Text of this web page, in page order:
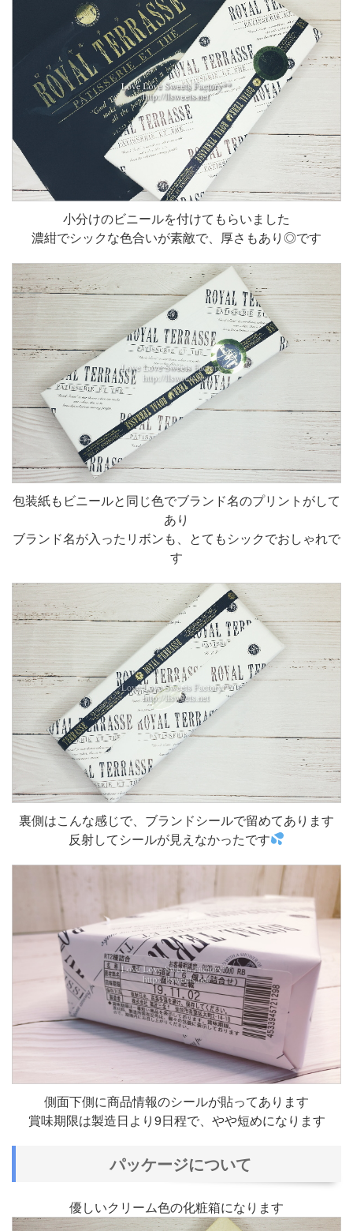
小分けのビニールを付けてもらいました
濃紺でシックな色合いが素敵で、厚さもあり◎です
包装紙もビニールと同じ色でブランド名のプリントがして
あり
ブランド名が入ったリボンも、とてもシックでおしゃれで
す
裏側はこんな感じで、ブランドシールで留めてあります
反射してシールが見えなかったです
側面下側に商品情報のシールが貼ってあります
賞味期限は製造日より9日程で、やや短めになります
パッケージについて
優しいクリーム色の化粧箱になります